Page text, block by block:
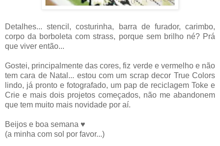
Detalhes... stencil, costurinha, barra de furador, carimbo,
corpo da borboleta com strass, porque sem brilho né? Prá
que viver então...
Gostei, principalmente das cores, fiz verde e vermelho e não
tem cara de Natal... estou com um scrap decor True Colors
lindo, já pronto e fotografado, um pap de reciclagem Toke e
Crie e mais dois projetos começados, não me abandonem
que tem muito mais novidade por aí.
Beijos e boa semana ♥
(a minha com sol por favor...)